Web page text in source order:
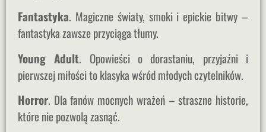
Fantastyka. Magiczne światy, smoki i epickie bitwy –
fantastyka zawsze przyciąga tłumy.
Young Adult. Opowieści o dorastaniu, przyjaźni i
pierwszej miłości to klasyka wśród młodych czytelników.
Horror. Dla fanów mocnych wrażeń – straszne historie,
które nie pozwolą zasnąć.